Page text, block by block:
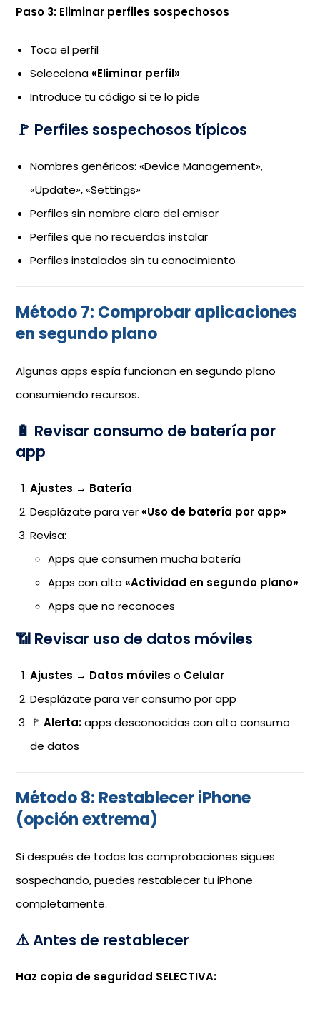
Paso 3: Eliminar perfiles sospechosos
Toca el perfil
Selecciona«Eliminar perfil»
Introduce tu código si te lo pide
🚩 Perfiles sospechosos típicos
Nombres genéricos: «Device Management»,
«Update», «Settings»
Perfiles sin nombre claro del emisor
Perfiles que no recuerdas instalar
Perfiles instalados sin tu conocimiento
Método 7: Comprobar aplicaciones
en segundo plano
Algunas apps espía funcionan en segundo plano
consumiendo recursos.
🔋 Revisar consumo de batería por
app
Ajustes → Batería
Desplázate para ver«Uso de batería por app»
Revisa:
Apps que consumen mucha batería
Apps con alto«Actividad en segundo plano»
Apps que no reconoces
📶 Revisar uso de datos móviles
Ajustes → Datos móviles o Celular
Desplázate para ver consumo por app
🚩Alerta:apps desconocidas con alto consumo
de datos
Método 8: Restablecer iPhone
(opción extrema)
Si después de todas las comprobaciones sigues
sospechando, puedes restablecer tu iPhone
completamente.
⚠️ Antes de restablecer
Haz copia de seguridad SELECTIVA: